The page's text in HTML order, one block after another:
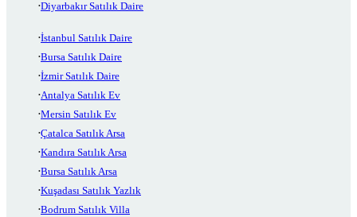
Diyarbakır Satılık Daire
İstanbul Satılık Daire
Bursa Satılık Daire
İzmir Satılık Daire
Antalya Satılık Ev
Mersin Satılık Ev
Çatalca Satılık Arsa
Kandıra Satılık Arsa
Bursa Satılık Arsa
Kuşadası Satılık Yazlık
Bodrum Satılık Villa